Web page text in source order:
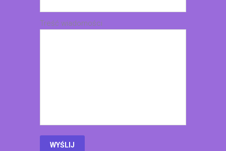
Treść wiadomości